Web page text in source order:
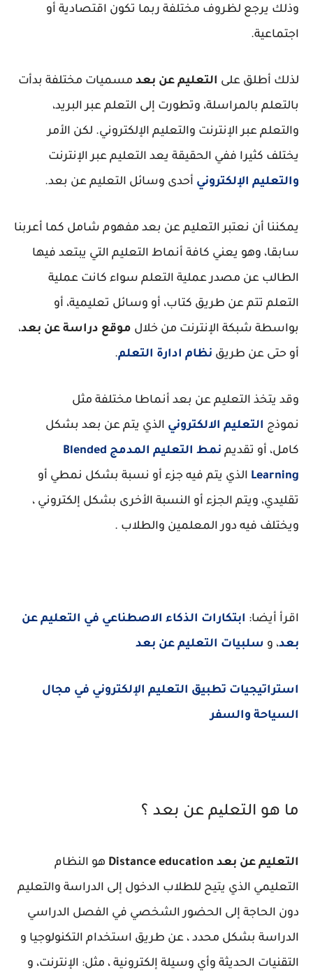
وذلك يرجع لظروف مختلفة ربما تكون اقتصادية أو
اجتماعية.
لذلك أطلق على التعليم عن بعد مسميات مختلفة بدأت
بالتعلم بالمراسلة، وتطورت إلى التعلم عبر البريد،
والتعلم عبر الإنترنت والتعليم الإلكتروني. لكن الأمر
يختلف كثيرا ففي الحقيقة يعد التعليم عبر الإنترنت
والتعليم الإلكتروني أحدى وسائل التعليم عن بعد.
يمكننا أن نعتبر التعليم عن بعد مفهوم شامل كما أعربنا
سابقا، وهو يعني كافة أنماط التعليم التي يبتعد فيها
الطالب عن مصدر عملية التعلم سواء كانت عملية
التعلم تتم عن طريق كتاب، أو وسائل تعليمية، أو
بواسطة شبكة الإنترنت من خلال موقع دراسة عن بعد،
أو حتى عن طريق نظام ادارة التعلم.
وقد يتخذ التعليم عن بعد أنماطا مختلفة مثل
نموذج التعليم الالكتروني الذي يتم عن بعد بشكل
كامل، أو تقديم
نمط التعليم المدمج Blended
Learning الذي يتم فيه جزء أو نسبة بشكل نمطي أو
تقليدي، ويتم الجزء أو النسبة الأخرى بشكل إلكتروني ،
ويختلف فيه دور المعلمين والطلاب .
اقرأ أيضا: ابتكارات الذكاء الاصطناعي في التعليم عن
بعد، و سلبيات التعليم عن بعد
استراتيجيات تطبيق التعليم الإلكتروني في مجال
السياحة والسفر
ما هو اﻟﺘﻌﻠﯿﻢ ﻋﻦ ﺑﻌﺪ ؟
التعليم عن بعد Distance education
هو النظام
التعليمي الذي يتيح للطلاب الدخول إلى الدراسة والتعليم
دون الحاجة إلى الحضور الشخصي في الفصل الدراسي
الدراسة بشكل محدد ، عن طريق استخدام التكنولوجيا و
التقنيات الحديثة وأي وسيلة إلكترونية ، مثل: الإنترنت، و